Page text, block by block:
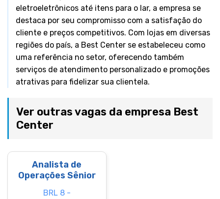
eletroeletrônicos até itens para o lar, a empresa se
destaca por seu compromisso com a satisfação do
cliente e preços competitivos. Com lojas em diversas
regiões do país, a Best Center se estabeleceu como
uma referência no setor, oferecendo também
serviços de atendimento personalizado e promoções
atrativas para fidelizar sua clientela.
Ver outras vagas da empresa Best
Center
Analista de
Operações Sênior
BRL 8 -